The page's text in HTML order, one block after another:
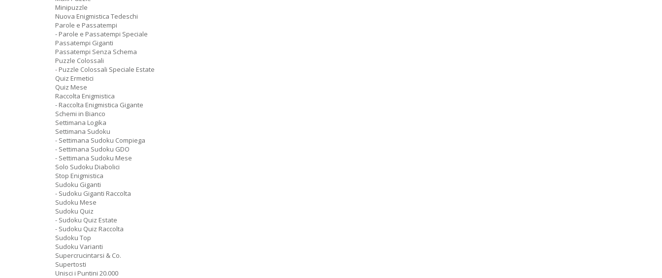
Minipuzzle
Nuova Enigmistica Tedeschi
Parole e Passatempi
- Parole e Passatempi Speciale
Passatempi Giganti
Passatempi Senza Schema
Puzzle Colossali
- Puzzle Colossali Speciale Estate
Quiz Ermetici
Quiz Mese
Raccolta Enigmistica
- Raccolta Enigmistica Gigante
Schemi in Bianco
Settimana Logika
Settimana Sudoku
- Settimana Sudoku Compiega
- Settimana Sudoku GDO
- Settimana Sudoku Mese
Solo Sudoku Diabolici
Stop Enigmistica
Sudoku Giganti
- Sudoku Giganti Raccolta
Sudoku Mese
Sudoku Quiz
- Sudoku Quiz Estate
- Sudoku Quiz Raccolta
Sudoku Top
Sudoku Varianti
Supercrucintarsi & Co.
Supertosti
Unisci i Puntini 20.000